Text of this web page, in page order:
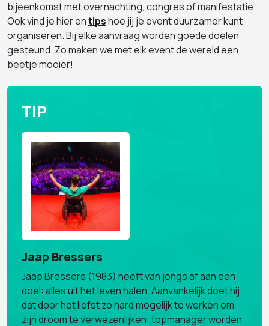
bijeenkomst met overnachting, congres of manifestatie.
Ook vind je hier entipshoe jij je event duurzamer kunt
organiseren. Bij elke aanvraag worden goede doelen
gesteund. Zo maken we met elk event de wereld een
beetje mooier!
TIP
Jaap Bressers
Jaap Bressers (1983) heeft van jongs af aan een
doel: alles uit het leven halen. Aanvankelijk doet hij
dat door het liefst zo hard mogelijk te werken om
zijn droom te verwezenlijken: topmanager worden